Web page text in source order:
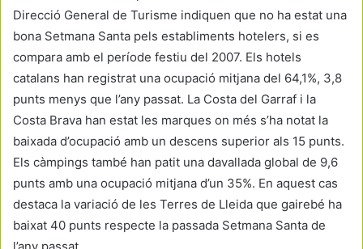
Direcció General de Turisme indiquen que no ha estat una
bona Setmana Santa pels establiments hotelers, si es
compara amb el període festiu del 2007. Els hotels
catalans han registrat una ocupació mitjana del 64,1%, 3,8
punts menys que l’any passat. La Costa del Garraf i la
Costa Brava han estat les marques on més s’ha notat la
baixada d’ocupació amb un descens superior als 15 punts.
Els càmpings també han patit una davallada global de 9,6
punts amb una ocupació mitjana d’un 35%. En aquest cas
destaca la variació de les Terres de Lleida que gairebé ha
baixat 40 punts respecte la passada Setmana Santa de